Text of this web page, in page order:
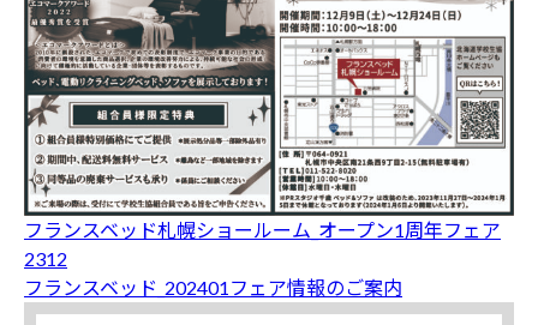
フランスベッド札幌ショールーム_オープン1周年フェア
2312
フランスベッド_202401フェア情報のご案内